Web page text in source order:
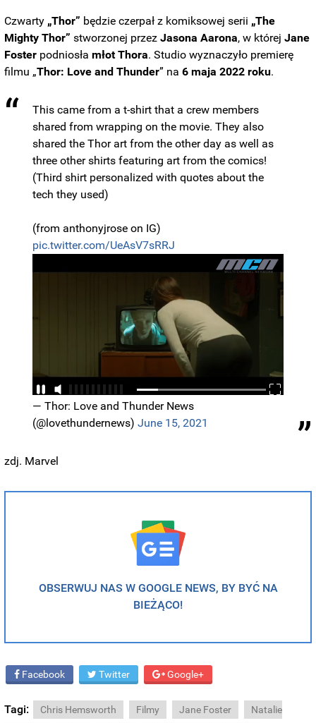
Czwarty „Thor” będzie czerpał z komiksowej serii „The
Mighty Thor” stworzonej przezJasona Aarona, w którejJane
Foster podniosłamłot Thora. Studio wyznaczyło premierę
filmu „Thor: Love and Thunder” na6 maja 2022 roku.
This came from a t-shirt that a crew members
shared from wrapping on the movie. They also
shared the Thor art from the other day as well as
three other shirts featuring art from the comics!
(Third shirt personalized with quotes about the
tech they used)
(from anthonyjrose on IG)
pic.twitter.com/UeAsV7sRRJ
— Thor: Love and Thunder News
(@lovethundernews)June 15, 2021
zdj. Marvel
OBSERWUJ NAS W GOOGLE NEWS, BY BYĆ NA
BIEŻĄCO!
Facebook Twitter Google+
Tagi: Chris Hemsworth Filmy Jane Foster
Natalie